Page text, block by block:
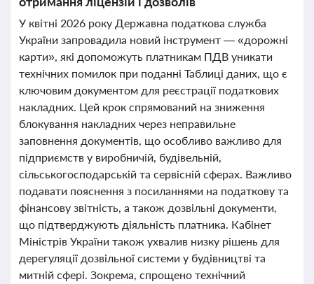
У квітні 2026 року Державна податкова служба
України запровадила новий інструмент — «дорожні
карти», які допоможуть платникам ПДВ уникати
технічних помилок при поданні Таблиці даних, що є
ключовим документом для реєстрації податкових
накладних. Цей крок спрямований на зниження
блокування накладних через неправильне
заповнення документів, що особливо важливо для
підприємств у виробничій, будівельній,
сільськогосподарській та сервісній сферах. Важливо
подавати пояснення з посиланнями на податкову та
фінансову звітність, а також дозвільні документи,
що підтверджують діяльність платника. Кабінет
Міністрів України також ухвалив низку рішень для
дерегуляції дозвільної системи у будівництві та
митній сфері. Зокрема, спрощено технічний